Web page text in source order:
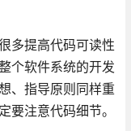
多提高代码可读性
个软件系统的开发
、指导原则同样重
要注意代码细节。